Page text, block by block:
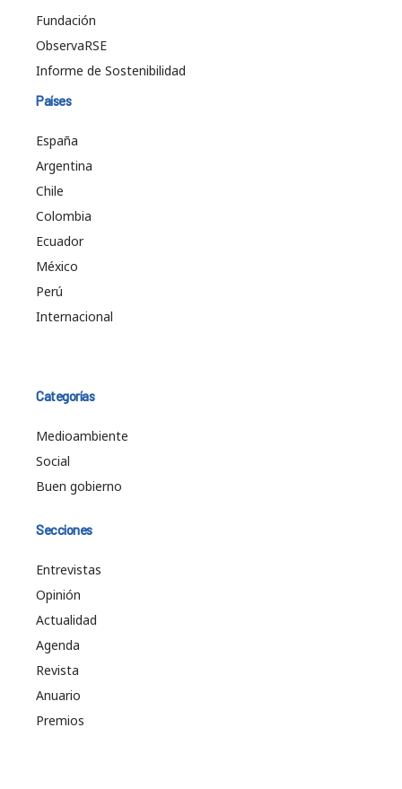
Fundación
ObservaRSE
Informe de Sostenibilidad
Países
España
Argentina
Chile
Colombia
Ecuador
México
Perú
Internacional
Categorías
Medioambiente
Social
Buen gobierno
Secciones
Entrevistas
Opinión
Actualidad
Agenda
Revista
Anuario
Premios